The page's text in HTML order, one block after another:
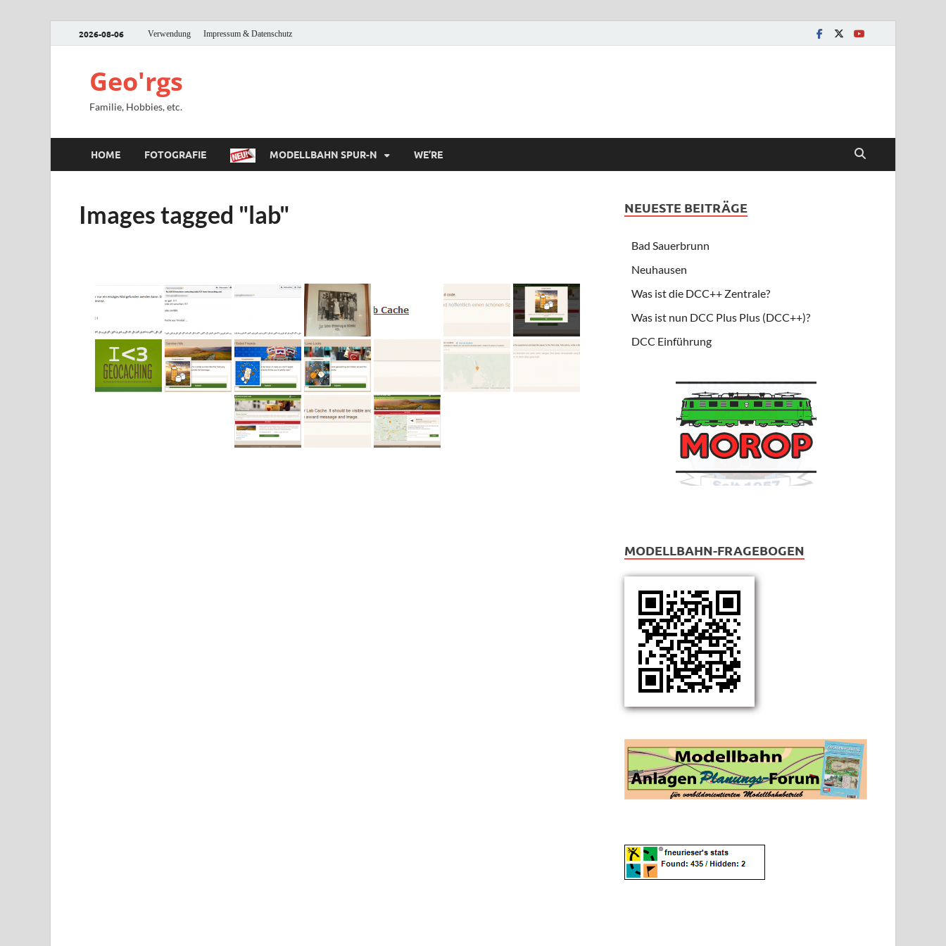
2026-08-06 Verwendung Impressum & Datenschutz
Geo'rgs
Familie, Hobbies, etc.
HOME FOTOGRAFIE MODELLBAHN SPUR-N WE’RE
Images tagged "lab" NEUESTE BEITRÄGE
Bad Sauerbrunn
Neuhausen
Was ist die DCC++ Zentrale?
Was ist nun DCC Plus Plus (DCC++)?
DCC Einführung
MODELLBAHN-FRAGEBOGEN